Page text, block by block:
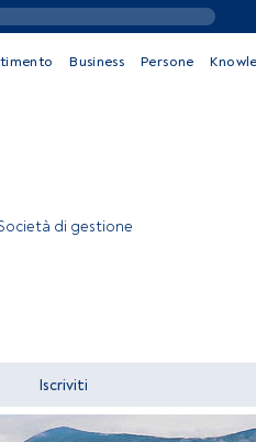
Business Persone
di gestione
Iscriviti